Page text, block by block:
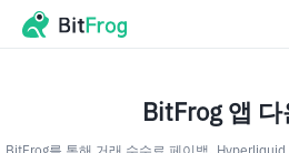
BitFrog 앱